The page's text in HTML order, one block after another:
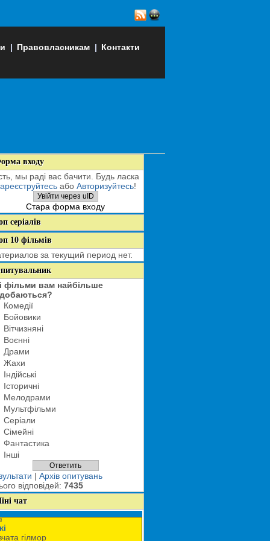
| Правовласникам | Контакти
входу
мы раді вас бачити. Будь ласка
або Авторизуйтесь!
Увійти через uID
Стара форма входу
серіалів
10 фільмів
за текущий период нет.
фільми вам найбільше
Комедії
Бойовики
Вітчизняні
Воєнні
Драми
Жахи
Індійські
Історичні
Мелодрами
Мультфільми
Серіали
Сімейні
Фантастика
Інші
| Архів опитувань
відповідей: 7435
чат